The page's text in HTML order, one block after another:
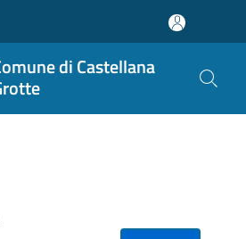
di Castellana